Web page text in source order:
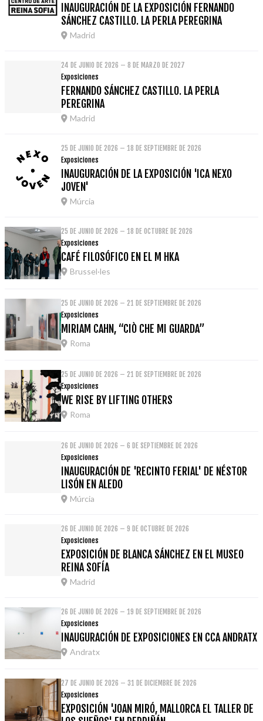
INAUGURACIÓN DE LA EXPOSICIÓN FERNANDO
SÁNCHEZ CASTILLO. LA PERLA PEREGRINA
Madrid
24 DE JUNIO DE 2026 – 8 DE MARZO DE 2027
Exposiciones
FERNANDO SÁNCHEZ CASTILLO. LA PERLA
PEREGRINA
Madrid
25 DE JUNIO DE 2026 – 18 DE SEPTIEMBRE DE 2026
Exposiciones
INAUGURACIÓN DE LA EXPOSICIÓN 'ICA NEXO
JOVEN'
Múrcia
25 DE JUNIO DE 2026 – 18 DE OCTUBRE DE 2026
Exposiciones
CAFÉ FILOSÓFICO EN EL M HKA
Brussel·les
25 DE JUNIO DE 2026 – 21 DE SEPTIEMBRE DE 2026
Exposiciones
MIRIAM CAHN, “CIÒ CHE MI GUARDA”
Roma
25 DE JUNIO DE 2026 – 21 DE SEPTIEMBRE DE 2026
Exposiciones
WE RISE BY LIFTING OTHERS
Roma
26 DE JUNIO DE 2026 – 6 DE SEPTIEMBRE DE 2026
Exposiciones
INAUGURACIÓN DE 'RECINTO FERIAL' DE NÉSTOR
LISÓN EN ALEDO
Múrcia
26 DE JUNIO DE 2026 – 9 DE OCTUBRE DE 2026
Exposiciones
EXPOSICIÓN DE BLANCA SÁNCHEZ EN EL MUSEO
REINA SOFÍA
Madrid
26 DE JUNIO DE 2026 – 19 DE SEPTIEMBRE DE 2026
Exposiciones
INAUGURACIÓN DE EXPOSICIONES EN CCA ANDRATX
Andratx
27 DE JUNIO DE 2026 – 31 DE DICIEMBRE DE 2026
Exposiciones
EXPOSICIÓN 'JOAN MIRÓ, MALLORCA EL TALLER DE